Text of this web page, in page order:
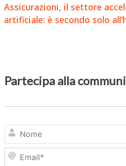
Assicurazioni, il settore
artificiale: è secondo solo
Partecipa alla